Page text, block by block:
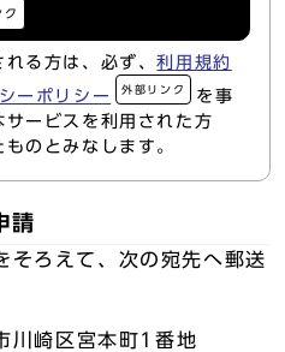
ク
れる方は、必ず、利用規約
ーポリシー 外部リンク
を事
ービスを利用された方
のとみなします。
請
そろえて、次の宛先へ郵送
崎区宮本町1番地